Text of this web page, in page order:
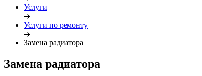
Услуги
Услуги по ремонту
Замена радиатора
Замена радиатора